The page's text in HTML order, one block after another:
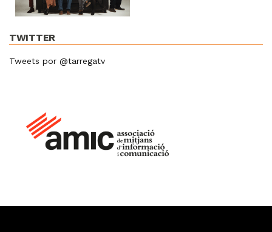
TWITTER
Tweets por @tarregatv